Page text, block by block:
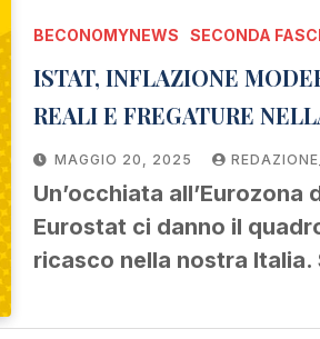
BECONOMYNEWS SECONDA
ISTAT, INFLAZIONE
REALI E FREGATURE
MAGGIO 20, 2025 REDAZIONE_
Un’occhiata
Eurostat ci danno il
ricasco nella nostra